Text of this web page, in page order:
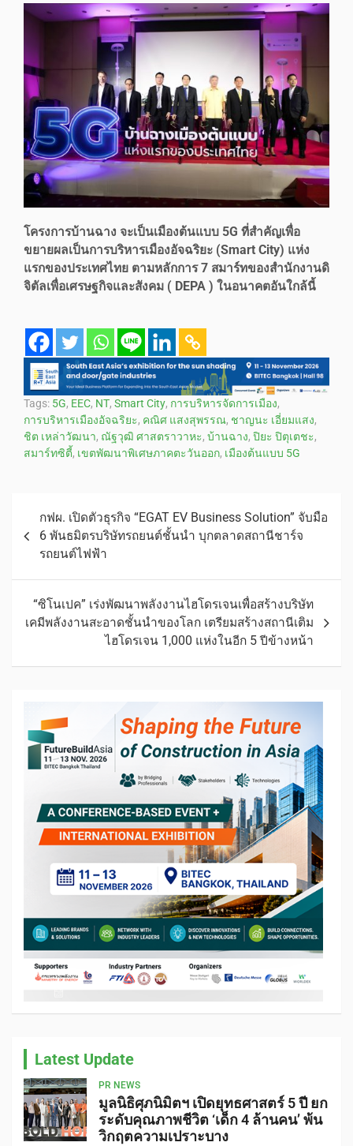
โครงการบ้านฉาง จะเป็นเมืองต้นแบบ 5G ที่สำคัญเพื่อ
ขยายผลเป็นการบริหารเมืองอัจฉริยะ (Smart City) แห่ง
แรกของประเทศไทย ตามหลักการ 7 สมาร์ทของสำนักงานดิ
จิตัลเพื่อเศรษฐกิจและสังคม ( DEPA ) ในอนาคตอันใกล้นี้
Tags: 5G, EEC, NT, Smart City, การบริหารจัดการเมือง,
การบริหารเมืองอัจฉริยะ, คณิศ แสงสุพรรณ, ชาญนะ เอี่ยมแสง,
ชิต เหล่าวัฒนา, ณัฐวุฒิ ศาสตราวาหะ, บ้านฉาง, ปิยะ ปิตุเตชะ,
สมาร์ทซิตี้, เขตพัฒนาพิเศษภาคตะวันออก, เมืองต้นแบบ 5G
กฟผ. เปิดตัวธุรกิจ “EGAT EV Business Solution” จับมือ
6 พันธมิตรบริษัทรถยนต์ชั้นนำ บุกตลาดสถานีชาร์จ
รถยนต์ไฟฟ้า
“ซิโนเปค” เร่งพัฒนาพลังงานไฮโดรเจนเพื่อสร้างบริษัท
เคมีพลังงานสะอาดชั้นนำของโลก เตรียมสร้างสถานีเติม
ไฮโดรเจน 1,000 แห่งในอีก 5 ปีข้างหน้า
Latest Update
PR NEWS
มูลนิธิศุภนิมิตฯ เปิดยุทธศาสตร์ 5 ปี ยก
ระดับคุณภาพชีวิต ‘เด็ก 4 ล้านคน’ พ้น
วิกฤตความเปราะบาง